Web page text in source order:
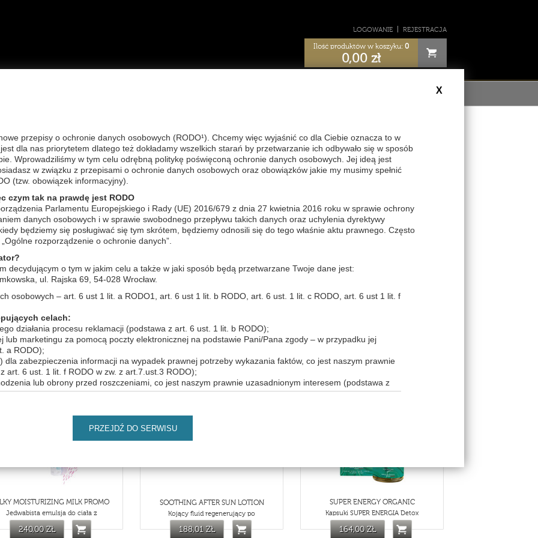
przepisy o ochronie danych osobowych (RODO¹). Chcemy więc wyjaśnić co dla Ciebie oznacza to w
dla nas priorytetem dlatego też dokładamy wszelkich starań by przetwarzanie ich odbywało się w sposób
Wprowadziliśmy w tym celu odrębną politykę poświęconą ochronie danych osobowych. Jej ideą jest
w związku z przepisami o ochronie danych osobowych oraz obowiązków jakie my musimy spełnić
(tzw. obowiązek informacyjny).
czym tak na prawdę jest RODO
Parlamentu Europejskiego i Rady (UE) 2016/679 z dnia 27 kwietnia 2016 roku w sprawie ochrony
danych osobowych i w sprawie swobodnego przepływu takich danych oraz uchylenia dyrektywy
będziemy się posługiwać się tym skrótem, będziemy odnosili się do tego właśnie aktu prawnego. Często
rozporządzenie o ochronie danych”.
decydującym o tym w jakim celu a także w jaki sposób będą przetwarzane Twoje dane jest:
ul. Rajska 69, 54-028 Wrocław.
osobowych – art. 6 ust 1 lit. a RODO1, art. 6 ust 1 lit. b RODO, art. 6 ust. 1 lit. c RODO, art. 6 ust 1 lit. f
celach:
działania procesu reklamacji (podstawa z art. 6 ust. 1 lit. b RODO);
lub marketingu za pomocą poczty elektronicznej na podstawie Pani/Pana zgody – w przypadku jej
a RODO);
dla zabezpieczenia informacji na wypadek prawnej potrzeby wykazania faktów, co jest naszym prawnie
art. 6 ust. 1 lit. f RODO w zw. z art.7.ust.3 RODO);
lub obrony przed roszczeniami, co jest naszym prawnie uzasadnionym interesem (podstawa z
produktów i usług bezpośrednio (marketing bezpośredni, co jest naszym prawnie uzasadnionym
mogli je udostępnić również podmiotom z którymi zawarliśmy umowę powierzenia na gruncie art. 28
powierzenia danych dostawcom rozwiązań technologicznych (dostawcy usług teleinformatycznych),
przewozu towarów i osób, usługi wsparcie logistycznego. Jeśli będziesz chciał uzyskać bardziej
usług przez podmioty przetwarzające dane, zawsze możesz skontaktować się w tym celu z
pracownikiem Administratora. Będziemy także mogli udostępnić Twoje dane osobowe innym podmiotom
ciągłości działań zwłaszcza w przypadku organizowania dodatkowych imprez, zajęć bądź innego
się w sposób ciągły ale także podmiotom ubezpieczeniowym, bankom czy serwisom płatności
X
PRZEJDŹ DO SERWISU
LOGOWANIE REJESTRACJA
Ilość produktów w koszyku: 0
0,00 zł
Sortuj wg: wg nazwy polskiej
zobaczyć produkty w wersji dla gabinetów kosmetycznych musisz być zalogowany
produktów (znalezionych: 32)
216,00 ZŁ
STOMACH & WAIST RESHAPER
"Płaski brzuch" Serum
236,00 ZŁ
SLIMMING BOOSTER GRANITE
24h booster 2 w 1 o działaniu
VELVET FEET CREAM
Aksamitny krem do stóp
240,00 ZŁ
MOISTURIZING MILK PROMO
Jedwabista emulsja do ciała z
188,01 ZŁ
SOOTHING AFTER SUN LOTION
Kojący fluid regenerujący po
164,00 ZŁ
SUPER ENERGY ORGANIC
Kapsuki SUPER ENERGIA Detox